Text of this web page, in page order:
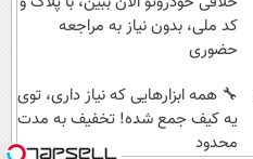
طلا💰
ثبت
کن!
کد ملی، بدون نیاز به مراجعه
حضوری
🔧 همه ابزارهایی که نیاز داری، توی
یه کیف جمع شده! تخفیف به مدت
محدود